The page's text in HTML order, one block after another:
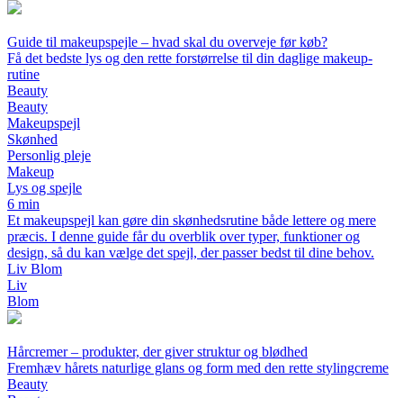
Guide til makeupspejle – hvad skal du overveje før køb?
Få det bedste lys og den rette forstørrelse til din daglige makeup-
rutine
Beauty
Beauty
Makeupspejl
Skønhed
Personlig pleje
Makeup
Lys og spejle
6 min
Et makeupspejl kan gøre din skønhedsrutine både lettere og mere
præcis. I denne guide får du overblik over typer, funktioner og
design, så du kan vælge det spejl, der passer bedst til dine behov.
Liv Blom
Liv
Blom
Hårcremer – produkter, der giver struktur og blødhed
Fremhæv hårets naturlige glans og form med den rette stylingcreme
Beauty